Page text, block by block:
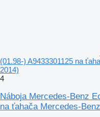
(01.98-) A9433301125 na
2014)
4
Náboja Mercedes-Benz
na ťahača Mercedes-